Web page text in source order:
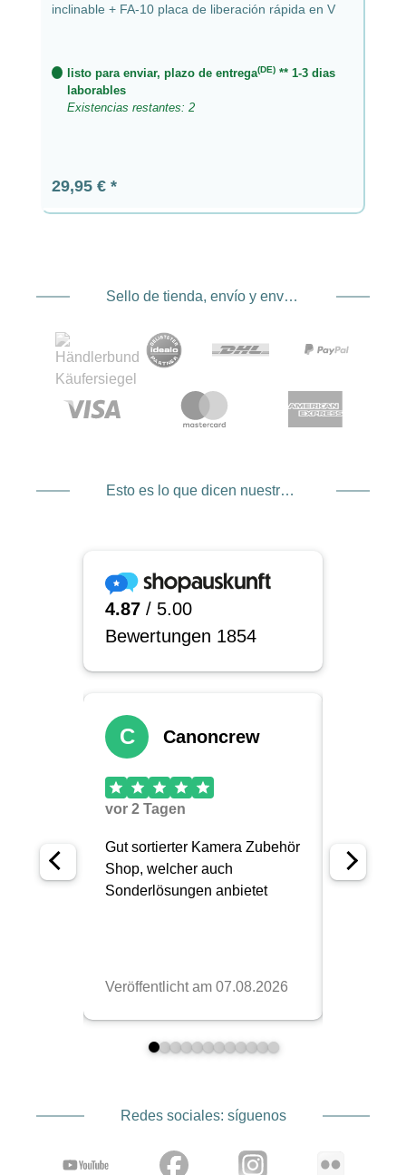
inclinable + FA-10 placa de liberación rápida en V
listo para enviar, plazo de entrega(DE) ** 1-3 dias
laborables
Existencias restantes: 2
Precio normal:
29,95 €
Sello de tienda, envío y envío. Proveedor de servicios de pago
Esto es lo que dicen nuestros clientes
Redes sociales: síguenos